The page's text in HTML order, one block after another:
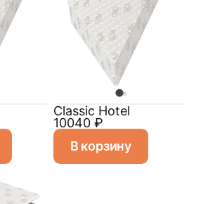
Classic Hotel
10040 ₽
В корзину